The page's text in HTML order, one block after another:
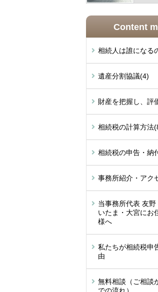
Content
相続人は誰になる
遺産分割協議(4)
財産を把握し、評
相続税の計算方法
相続税の申告・納
事務所紹介・アク
当事務所代表 友野
いたま・大宮にお
様へ
私たちが相続税申
由
無料相談（ご相談